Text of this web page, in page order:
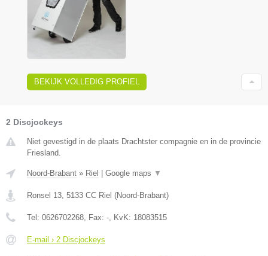
BEKIJK VOLLEDIG PROFIEL
2 Discjockeys
Niet gevestigd in de plaats Drachtster compagnie en in de provincie
Friesland.
Noord-Brabant » Riel | Google maps ▼
Ronsel 13 5133 CC Riel (Noord-Brabant)
Tel: 0626702268 , Fax: - , KvK: 18083515
E-mail › 2 Discjockeys